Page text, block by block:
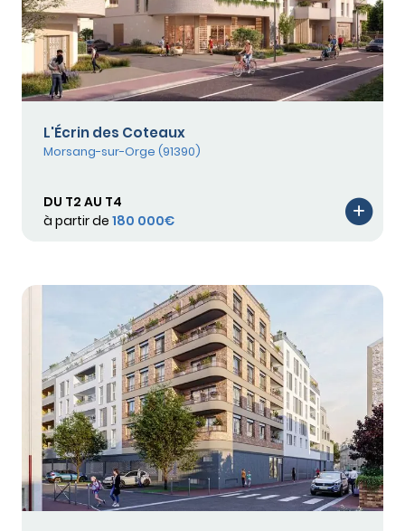
L'Écrin des Coteaux
Morsang-sur-Orge (91390)
DU T2 AU T4
à partir de 180 000€